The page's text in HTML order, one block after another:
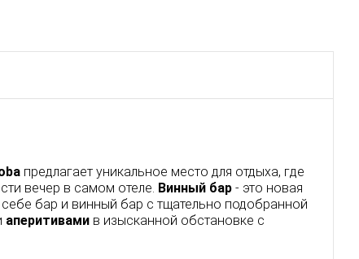
предлагает уникальное место для отдыха, где
вечер в самом отеле. Винный бар - это новая
бар и винный бар с тщательно подобранной
аперитивами в изысканной обстановке с